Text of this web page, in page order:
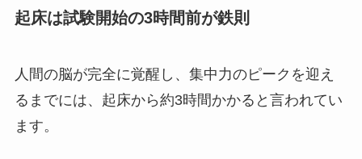
起床は試験開始の3時間前が鉄則
人間の脳が完全に覚醒し、集中力のピークを迎え
るまでには、起床から約3時間かかると言われてい
ます。